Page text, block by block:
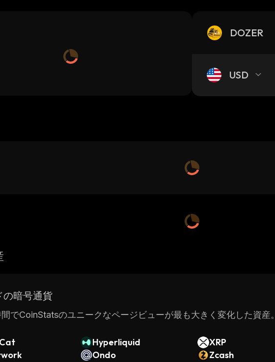
DOZER
USD
の暗号通貨
でCoinStatsのユニークなページビューが最も大きく変化した資産。
Hyperliquid XRP
Ondo Zcash